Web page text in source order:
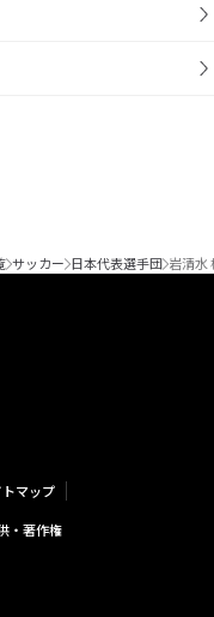
サッカー 日本代表選手団 岩清水
マップ
・著作権